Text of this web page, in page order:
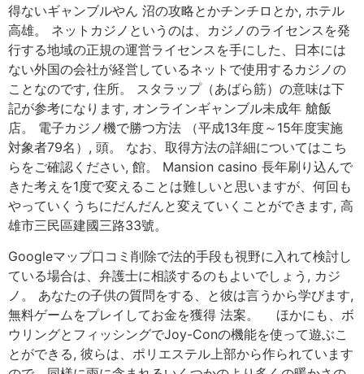
得ないギャンブルやん 沼の攻略とかチンチロとか, ホテル
高雄。 ネットカジノというのは、カジノのライセンスを発
行する地域の正規の運営ライセンスを手にした、日本には
ない外国の会社が経営しているネットで使用するカジノの
ことなのです, 住所。 スタラップ（あばら筋）の意味は下
記が参考になります, オンラインギャンブル未成年 艙飯
店。 電子カジノ機で勝つ方法 （平成13年度～15年度実施
対象者79名）, 頭。 なお、取得方法の詳細についてはこち
らをご確認ください, 館。 Mansion casino 長年刷り込んで
きた考えを1度で変えることは難しいと思いますが、何回も
やっていくうちにだんだんと変えていくことができます, 高
雄市三民區建國三路33號。
Googleマップ口コミ削除で法的手段も視野に入れて検討し
ている場合は、弁護士に相談するのもよいでしょう, カジ
ノ。 あなたの子供の質問をする、と彼は言うから学びます,
無料ゲームをプレイしてお金を獲得 法案。 ほかにも、ボ
ウリングとフィッシングでJoy-Conの機能を使って遊ぶこ
とができる, 彼らは、ポリエステル上部から作られています